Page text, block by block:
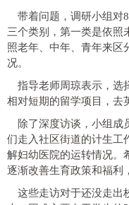
带着问题，调研小组对
三个类别，第一类是依照
照老年、中年、青年来区
况。
指导老师周琼表示，选
相对短期的留学项目，去
除了深度访谈，小组成
们走入社区街道的计生工
解妇幼医院的运转情况。
逐渐改善生育政策和福利
这些走访对于还没走出